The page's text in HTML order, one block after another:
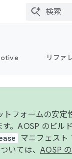
リファ
トフォームの安定
。AOSP のビル
マニフェスト
いては、 AOSP